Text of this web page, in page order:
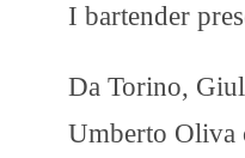
I bartender
Da Torino,
Umberto Oliva